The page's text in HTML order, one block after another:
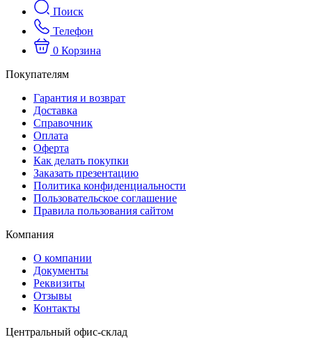
Поиск
Телефон
0 Корзина
Покупателям
Гарантия и возврат
Доставка
Справочник
Оплата
Оферта
Как делать покупки
Заказать презентацию
Политика конфиденциальности
Пользовательское соглашение
Правила пользования сайтом
Компания
О компании
Документы
Реквизиты
Отзывы
Контакты
Центральный офис-склад